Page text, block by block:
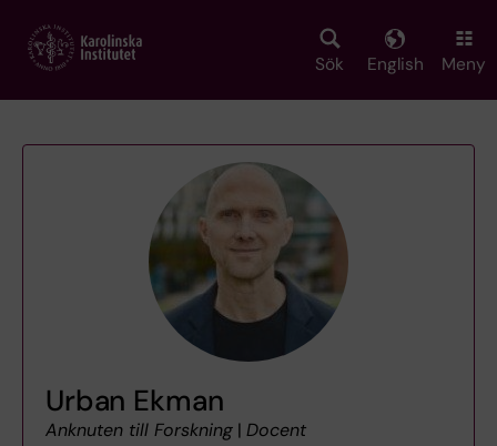
main
Sök English Meny
Urban Ekman
Anknuten till Forskning | Docent